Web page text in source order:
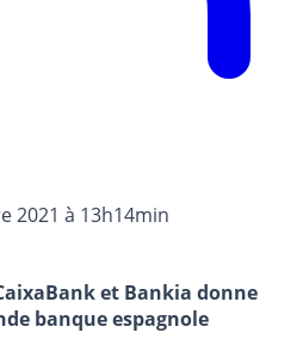
2021 à 13h14min
et Bankia donne
banque espagnole